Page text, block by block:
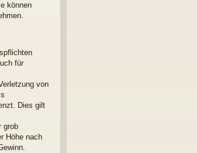
können
für
von
Dies gilt
grob
Höhe nach